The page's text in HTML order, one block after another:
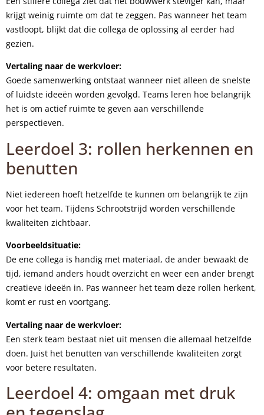
krijgt weinig ruimte om dat te zeggen. Pas wanneer het team
vastloopt, blijkt dat die collega de oplossing al eerder had
gezien.
Vertaling naar de werkvloer:
Goede samenwerking ontstaat wanneer niet alleen de snelste
of luidste ideeën worden gevolgd. Teams leren hoe belangrijk
het is om actief ruimte te geven aan verschillende
perspectieven.
Leerdoel 3: rollen herkennen en
benutten
Niet iedereen hoeft hetzelfde te kunnen om belangrijk te zijn
voor het team. Tijdens Schrootstrijd worden verschillende
kwaliteiten zichtbaar.
Voorbeeldsituatie:
De ene collega is handig met materiaal, de ander bewaakt de
tijd, iemand anders houdt overzicht en weer een ander brengt
creatieve ideeën in. Pas wanneer het team deze rollen herkent,
komt er rust en voortgang.
Vertaling naar de werkvloer:
Een sterk team bestaat niet uit mensen die allemaal hetzelfde
doen. Juist het benutten van verschillende kwaliteiten zorgt
voor betere resultaten.
Leerdoel 4: omgaan met druk